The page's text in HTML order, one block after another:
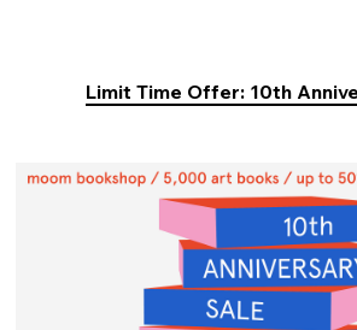
Limit Time Offer: 10th